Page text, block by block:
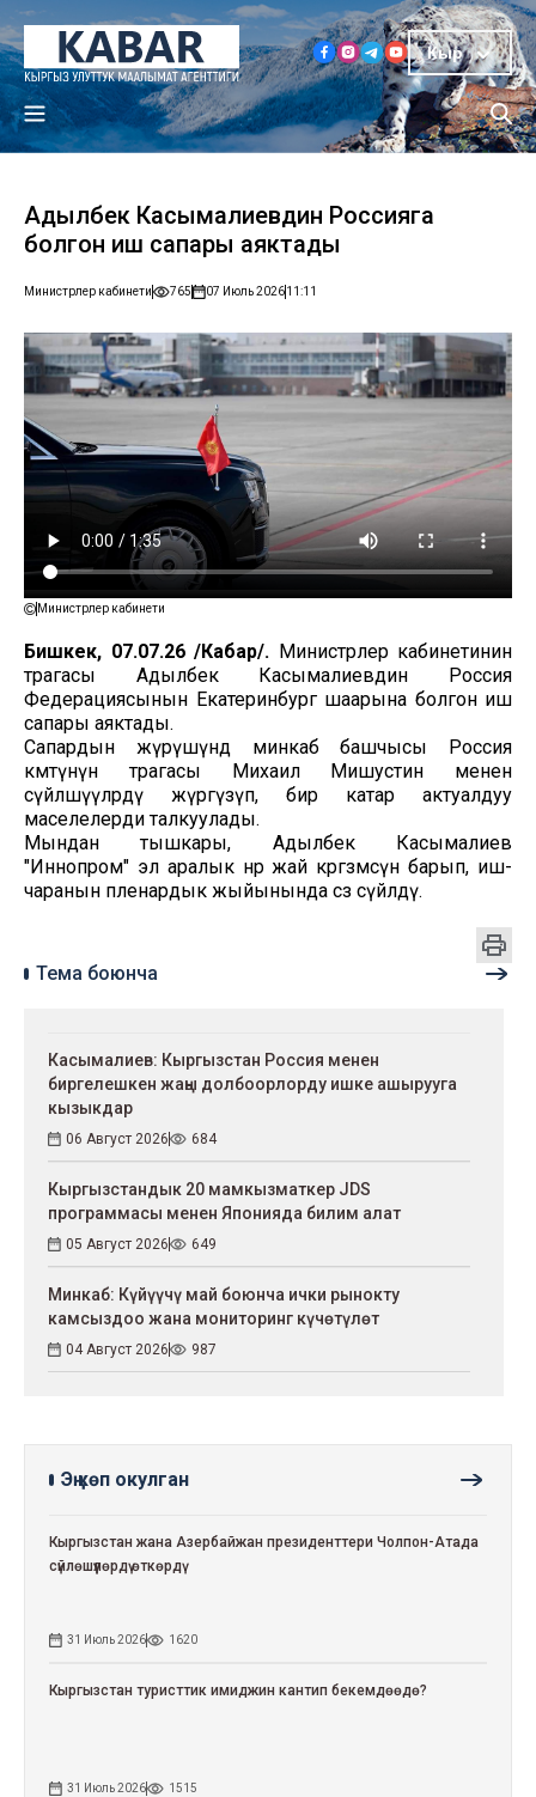
Кыр
Адылбек Касымалиевдин Россияга
болгон иш сапары аяктады
Министрлер кабинети 765 07 Июль 202611:11
Министрлер кабинети
Бишкек, 07.07.26 /Кабар/. Министрлер кабинетинин
төрагасы Адылбек Касымалиевдин Россия
Федерациясынын Екатеринбург шаарына болгон иш
сапары аяктады.
Сапардын жүрүшүндө минкаб башчысы Россия
өкмөтүнүн төрагасы Михаил Мишустин менен
сүйлөшүүлөрдү жүргүзүп, бир катар актуалдуу
маселелерди талкуулады.
Мындан тышкары, Адылбек Касымалиев
"Иннопром" эл аралык өнөр жай көргөзмөсүнө барып, иш-
чаранын пленардык жыйынында сөз сүйлөдү.
Тема боюнча
Касымалиев: Кыргызстан Россия менен
биргелешкен жаңы долбоорлорду ишке ашырууга
кызыкдар
06 Август 2026 684
Кыргызстандык 20 мамкызматкер JDS
программасы менен Японияда билим алат
05 Август 2026 649
Минкаб: Күйүүчү май боюнча ички рынокту
камсыздоо жана мониторинг күчөтүлөт
04 Август 2026 987
Эң көп окулган
Кыргызстан жана Азербайжан президенттери Чолпон-Атада
сүйлөшүүлөрдү өткөрдү
31 Июль 2026 1620
Кыргызстан туристтик имиджин кантип бекемдөөдө?
31 Июль 2026 1515